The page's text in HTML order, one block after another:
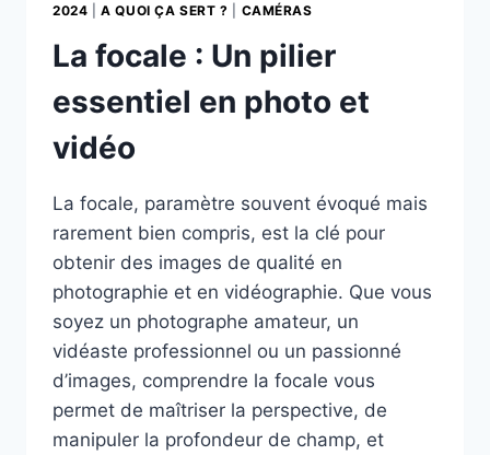
2024 |A QUOI ÇA SERT ? CAMÉRAS
La focale : Un pilier
essentiel en photo et
vidéo
La focale, paramètre souvent évoqué mais
rarement bien compris, est la clé pour
obtenir des images de qualité en
photographie et en vidéographie. Que vous
soyez un photographe amateur, un
vidéaste professionnel ou un passionné
d’images, comprendre la focale vous
permet de maîtriser la perspective, de
manipuler la profondeur de champ, et